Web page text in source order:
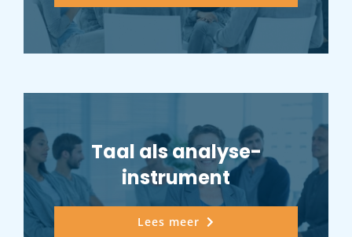
Taal als analyse-
instrument
Lees meer